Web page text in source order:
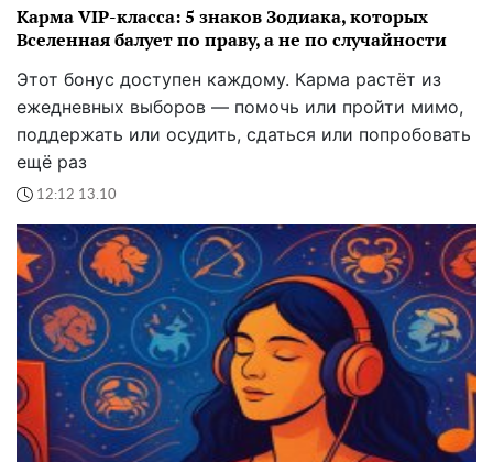
Карма VIP-класса: 5 знаков Зодиака, которых
Вселенная балует по праву, а не по случайности
Этот бонус доступен каждому. Карма растёт из
ежедневных выборов — помочь или пройти мимо,
поддержать или осудить, сдаться или попробовать
ещё раз
12:12 13.10